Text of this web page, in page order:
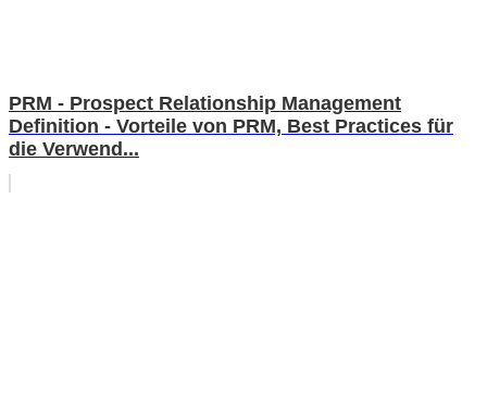
PRM - Prospect Relationship Management
Definition - Vorteile von PRM, Best Practices für
die Verwend...